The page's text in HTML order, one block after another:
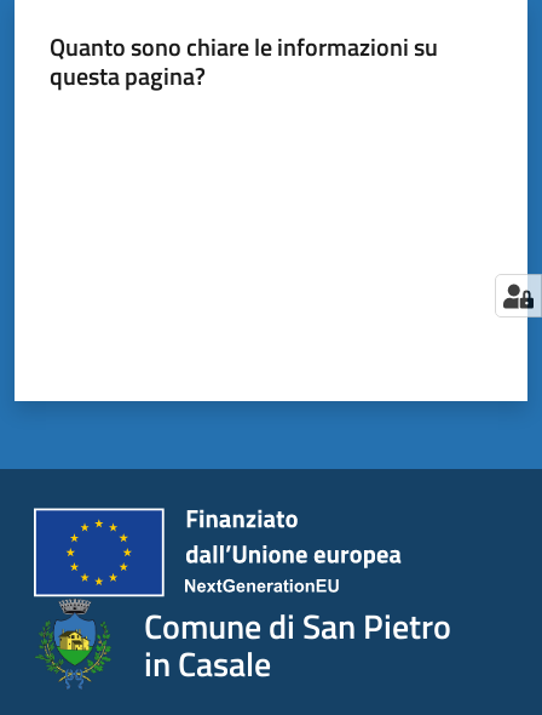
Quanto sono chiare le informazioni su
questa pagina?
Comune di San Pietro
in Casale